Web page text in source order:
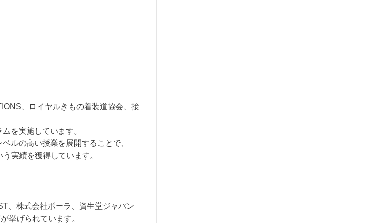
、ロイヤルきもの着装道協会、接
を実施しています。
ルの高い授業を展開することで、
実績を獲得しています。
、株式会社ポーラ、資生堂ジャパン
挙げられています。